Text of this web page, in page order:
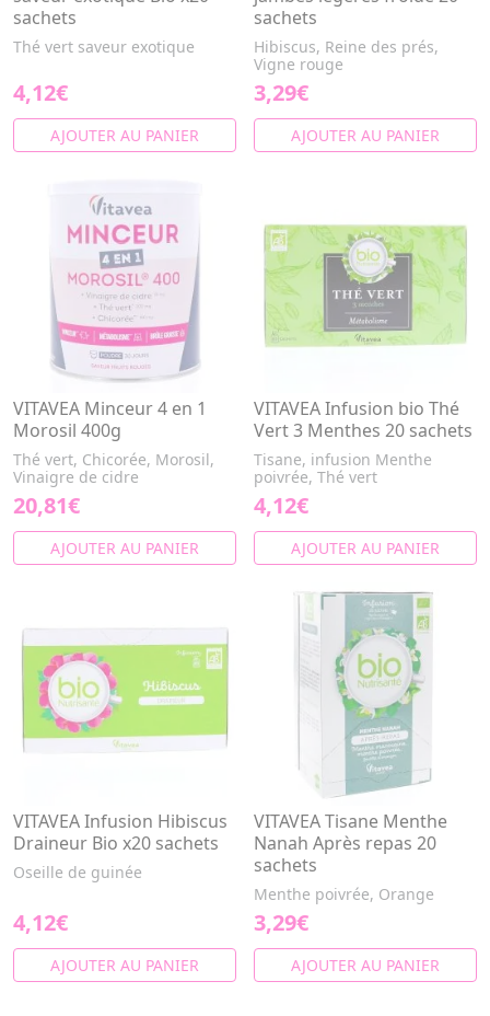
sachets
Thé vert saveur exotique
4,12€
AJOUTER AU PANIER
sachets
Hibiscus, Reine des prés,
Vigne rouge
3,29€
AJOUTER AU PANIER
VITAVEA Minceur 4 en 1
Morosil 400g
Thé vert, Chicorée, Morosil,
Vinaigre de cidre
20,81€
AJOUTER AU PANIER
VITAVEA Infusion bio Thé
Vert 3 Menthes 20 sachets
Tisane, infusion Menthe
poivrée, Thé vert
4,12€
AJOUTER AU PANIER
VITAVEA Infusion Hibiscus
Draineur Bio x20 sachets
Oseille de guinée
4,12€
AJOUTER AU PANIER
VITAVEA Tisane Menthe
Nanah Après repas 20
sachets
Menthe poivrée, Orange
3,29€
AJOUTER AU PANIER